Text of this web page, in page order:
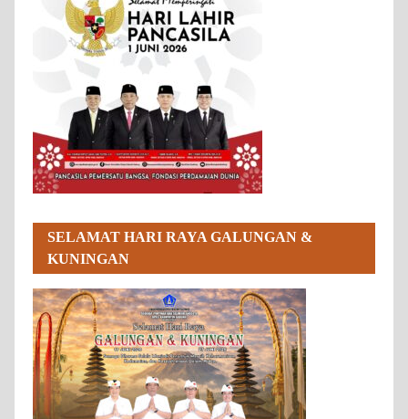
SELAMAT HARI RAYA GALUNGAN &
KUNINGAN